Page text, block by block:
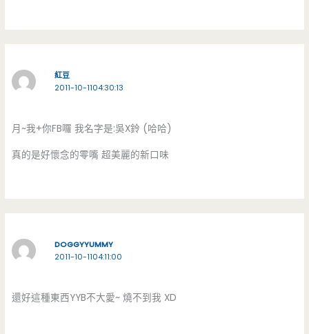
紅豆
2011-10-1104:30:13
月~我+你FB囉 我名字是:吳X鈴 (哈哈)
真的是好懷念的零嘴 超美麗的新口味
DOGGYYUMMY
2011-10-1104:11:00
還好這種東西YYB不大愛~ 燒不到我 XD